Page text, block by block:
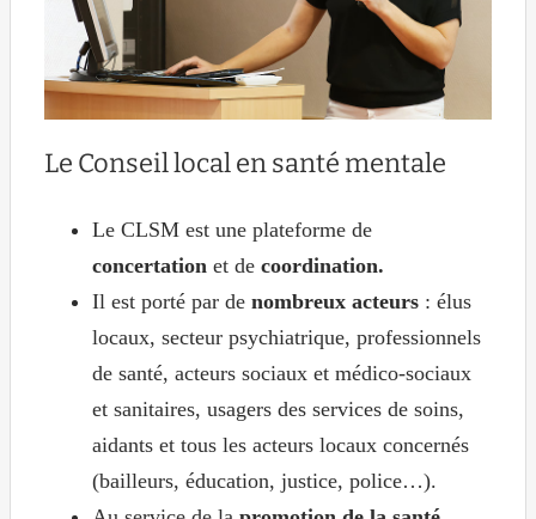
Le Conseil local en santé mentale
Le CLSM est une plateforme de
concertationet de coordination.
Il est porté par de nombreux acteurs: élus
locaux, secteur psychiatrique, professionnels
de santé, acteurs sociaux et médico-sociaux
et sanitaires, usagers des services de soins,
aidants et tous les acteurs locaux concernés
(bailleurs, éducation, justice, police…).